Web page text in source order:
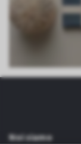
Noi siamo